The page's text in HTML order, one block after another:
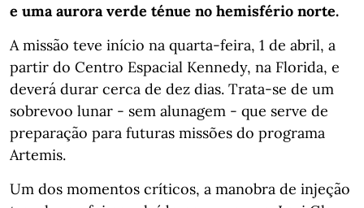
e uma aurora verde ténue no hemisfério norte.
A missão teve início na quarta-feira, 1 de abril, a
partir do Centro Espacial Kennedy, na Florida, e
deverá durar cerca de dez dias. Trata-se de um
sobrevoo lunar - sem alunagem - que serve de
preparação para futuras missões do programa
Artemis.
Um dos momentos críticos, a manobra de injeção